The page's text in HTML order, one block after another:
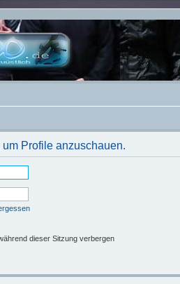
Profile anzuschauen.
dieser Sitzung verbergen